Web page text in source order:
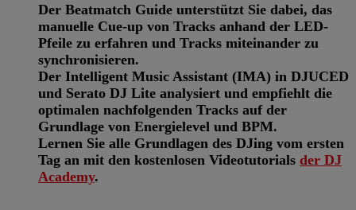
Der Beatmatch Guide unterstützt Sie dabei, das
manuelle Cue-up von Tracks anhand der LED-
Pfeile zu erfahren und Tracks miteinander zu
synchronisieren.
Der Intelligent Music Assistant (IMA) in DJUCED
und Serato DJ Lite analysiert und empfiehlt die
optimalen nachfolgenden Tracks auf der
Grundlage von Energielevel und BPM.
Lernen Sie alle Grundlagen des DJing vom ersten
Tag an mit den kostenlosen Videotutorials der DJ
Academy.